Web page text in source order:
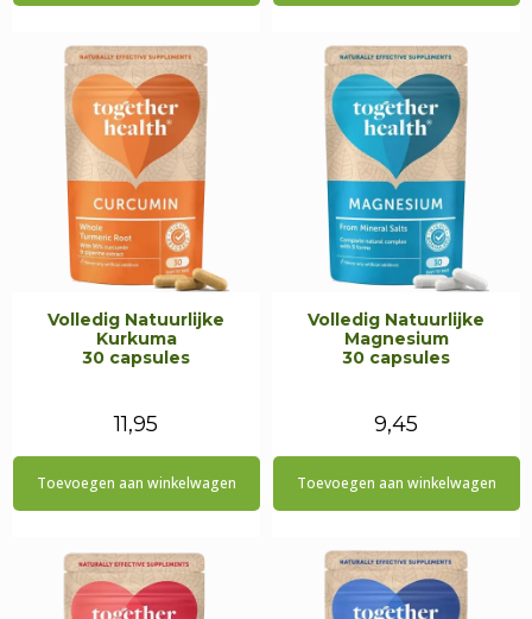
Volledig Natuurlijke
Kurkuma
30 capsules
11,95
Toevoegen aan winkelwagen
Volledig Natuurlijke
Magnesium
30 capsules
9,45
Toevoegen aan winkelwagen